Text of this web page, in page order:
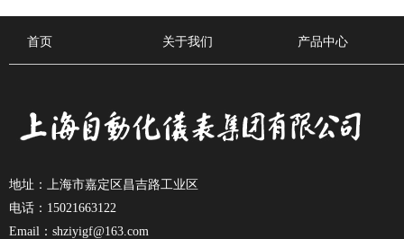
首页 关于我们 产品中心
地址：上海市嘉定区昌吉路工业区
电话：15021663122
Email：shziyigf@163.com